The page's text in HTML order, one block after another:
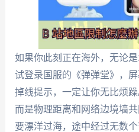
如果你此刻正在海外，无论
试登录国服的《弹弹堂》，
掉线提示，一定让你无比烦躁
而是物理距离和网络边境墙
要漂洋过海，途中经过无数